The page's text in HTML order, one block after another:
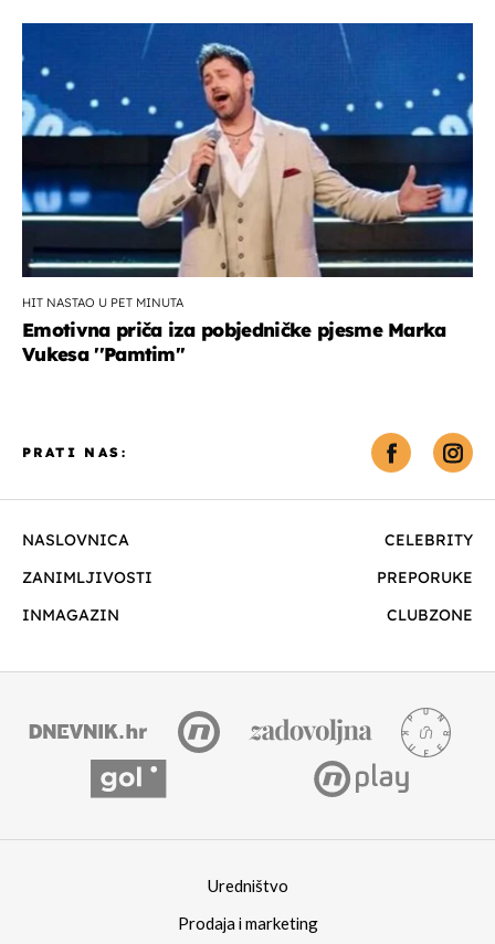
HIT NASTAO U PET MINUTA
Emotivna priča iza pobjedničke pjesme Marka
Vukesa ''Pamtim''
NASLOVNICA
CELEBRITY
ZANIMLJIVOSTI
PREPORUKE
INMAGAZIN
CLUBZONE
PRATI NAS:
Uredništvo
Prodaja i marketing